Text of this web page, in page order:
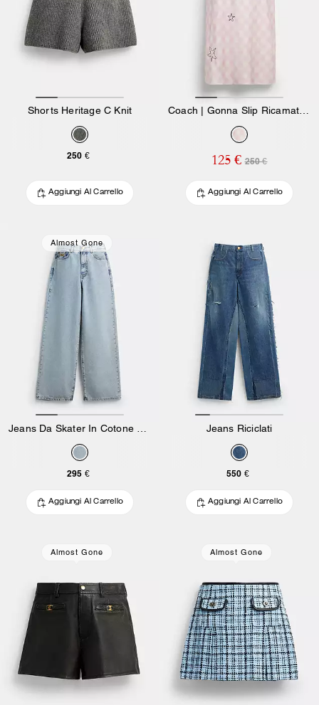
Shorts Heritage C Knit
250 €
Aggiungi Al Carrello
Coach | Gonna Slip Ricamata Brain Dead
125 € 250 €
Aggiungi Al Carrello
Almost Gone
295 €
Aggiungi Al Carrello
Jeans Riciclati
550 €
Aggiungi Al Carrello
Almost Gone Almost Gone